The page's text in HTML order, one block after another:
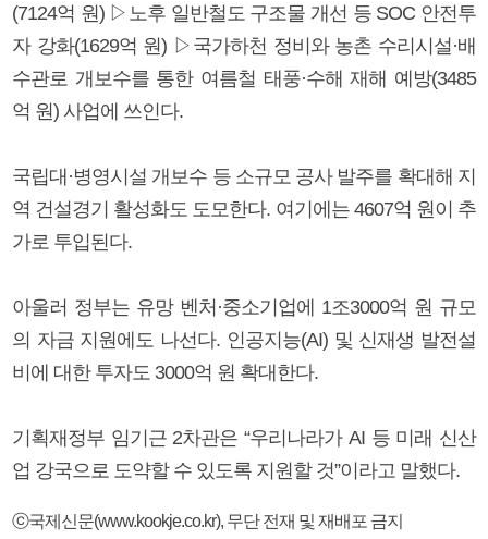
(7124억 원) ▷노후 일반철도 구조물 개선 등 SOC 안전투
자 강화(1629억 원) ▷국가하천 정비와 농촌 수리시설·배
수관로 개보수를 통한 여름철 태풍·수해 재해 예방(3485
억 원) 사업에 쓰인다.
국립대·병영시설 개보수 등 소규모 공사 발주를 확대해 지
역 건설경기 활성화도 도모한다. 여기에는 4607억 원이 추
가로 투입된다.
아울러 정부는 유망 벤처·중소기업에 1조3000억 원 규모
의 자금 지원에도 나선다. 인공지능(AI) 및 신재생 발전설
비에 대한 투자도 3000억 원 확대한다.
기획재정부 임기근 2차관은 “우리나라가 AI 등 미래 신산
업 강국으로 도약할 수 있도록 지원할 것”이라고 말했다.
ⓒ국제신문(www.kookje.co.kr), 무단 전재 및 재배포 금지